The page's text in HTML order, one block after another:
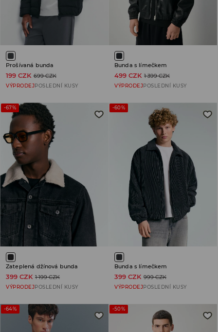
Prošívaná bunda
199 CZK 699 CZK
VÝPRODEJPOSLEDNÍ KUSY
Bunda s límečkem
499 CZK 1 399 CZK
VÝPRODEJPOSLEDNÍ KUSY
-67%
Zateplená džínová bunda
399 CZK 1 199 CZK
VÝPRODEJ POSLEDNÍ KUSY
-60%
Bunda s límečkem
399 CZK 999 CZK
VÝPRODEJ POSLEDNÍ KUSY
-64% -50%